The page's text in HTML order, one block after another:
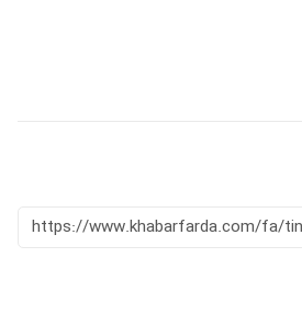
https://www.khabarfarda.com/fa/